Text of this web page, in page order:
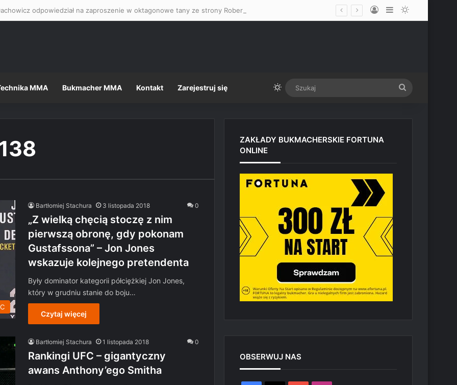
odpowiedział na zaproszenie w oktagonowe tany ze strony Roberta Whittakera Log InSidebarSwitch skin
MMA Bukmacher MMA Kontakt Zarejestruj się Switch skin
Bartłomiej Stachura 3 listopada 2018 0
„Z wielką chęcią stoczę z nim
pierwszą obronę, gdy pokonam
Gustafssona” – Jon Jones
wskazuje kolejnego pretendenta
Były dominator kategorii półciężkiej Jon Jones,
który w grudniu stanie do boju…
Czytaj więcej
Bartłomiej Stachura 1 listopada 2018 0
Rankingi UFC – gigantyczny
awans Anthony’ego Smitha
ZAKŁADY BUKMACHERSKIE FORTUNA
ONLINE
OBSERWUJ NAS